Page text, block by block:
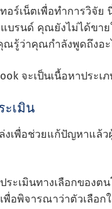
ทอร์เน็ตเพื่อทําการวิ
แบรนด์ คุณยังไม่ได้ขา
ณรู้ว่าคุณกําลังพูดถึงอะ
จะเป็นเนื้อหาประ
ะเมิน
งเพื่อช่วยแก้ปัญหาแล้
ระเมินทางเลือกของ
อพิจารณาว่าตัวเลือก